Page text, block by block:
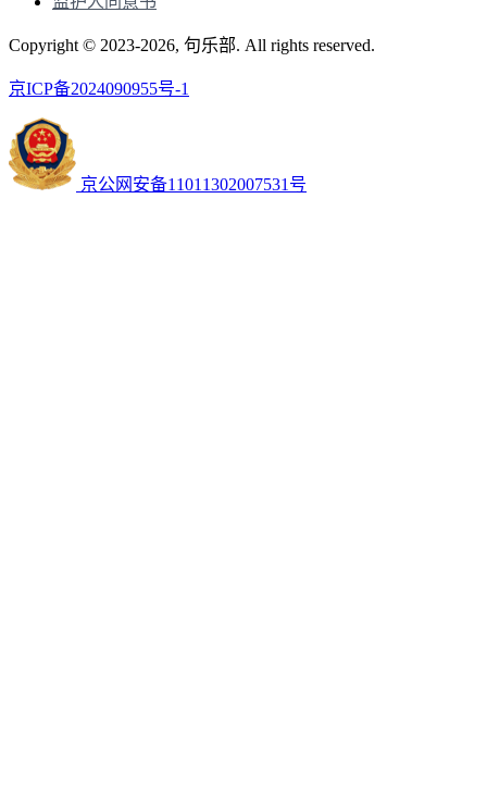
Copyright © 2023-2026, 句乐部. All rights reserved.
京ICP备2024090955号-1
京公网安备11011302007531号